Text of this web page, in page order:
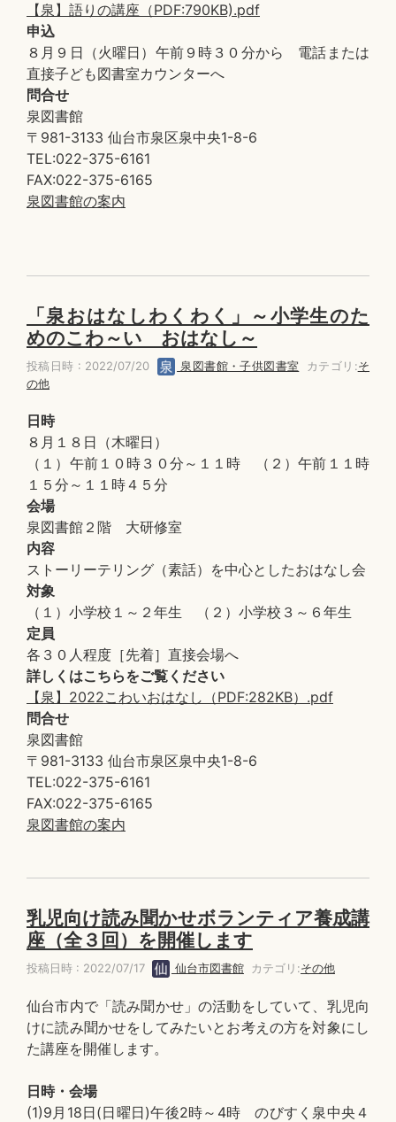
【泉】語りの講座（PDF:790KB).pdf
申込
８月９日（火曜日）午前９時３０分から 電話または
直接子ども図書室カウンターへ
問合せ
泉図書館
〒981-3133 仙台市泉区泉中央1-8-6
TEL:022-375-6161
FAX:022-375-6165
泉図書館の案内
「泉おはなしわくわく」～小学生のた
めのこわ～い おはなし～
投稿日時 : 2022/07/20 泉図書館・子供図書室 カテゴリ:そ
の他
日時
８月１８日（木曜日）
（１）午前１０時３０分～１１時 （２）午前１１時
１５分～１１時４５分
会場
泉図書館２階 大研修室
内容
ストーリーテリング（素話）を中心としたおはなし会
対象
（１）小学校１～２年生 （２）小学校３～６年生
定員
各３０人程度［先着］直接会場へ
詳しくはこちらをご覧ください
【泉】2022こわいおはなし（PDF:282KB）.pdf
問合せ
泉図書館
〒981-3133 仙台市泉区泉中央1-8-6
TEL:022-375-6161
FAX:022-375-6165
泉図書館の案内
乳児向け読み聞かせボランティア養成講
座（全３回）を開催します
投稿日時 : 2022/07/17 仙台市図書館 カテゴリ:その他
仙台市内で「読み聞かせ」の活動をしていて、乳児向
けに読み聞かせをしてみたいとお考えの方を対象にし
た講座を開催します。
日時・会場
(1)9月18日(日曜日)午後2時～4時 のびすく泉中央４